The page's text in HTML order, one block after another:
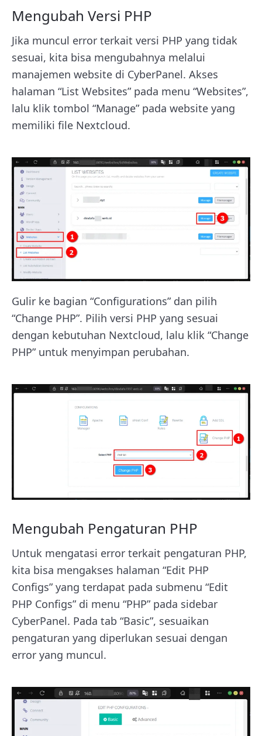
Mengubah Versi PHP
Jika muncul error terkait versi PHP yang tidak
sesuai, kita bisa mengubahnya melalui
manajemen website di CyberPanel. Akses
halaman “List Websites” pada menu “Websites”,
lalu klik tombol “Manage” pada website yang
memiliki file Nextcloud.
Gulir ke bagian “Configurations” dan pilih
“Change PHP”. Pilih versi PHP yang sesuai
dengan kebutuhan Nextcloud, lalu klik “Change
PHP” untuk menyimpan perubahan.
Mengubah Pengaturan PHP
Untuk mengatasi error terkait pengaturan PHP,
kita bisa mengakses halaman “Edit PHP
Configs” yang terdapat pada submenu “Edit
PHP Configs” di menu “PHP” pada sidebar
CyberPanel. Pada tab “Basic”, sesuaikan
pengaturan yang diperlukan sesuai dengan
error yang muncul.